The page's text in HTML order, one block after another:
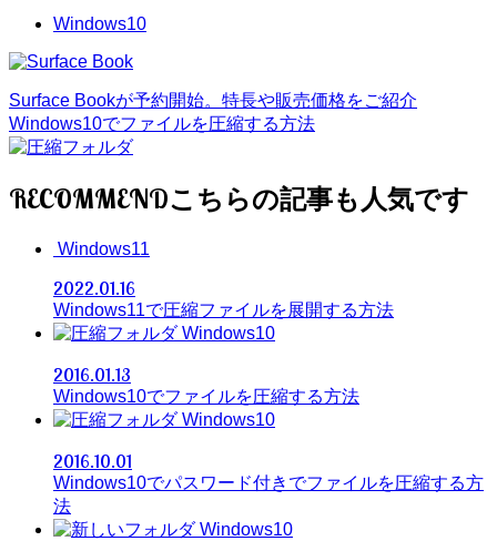
Windows10
Surface Bookが予約開始。特長や販売価格をご紹介
Windows10でファイルを圧縮する方法
RECOMMEND
Windows11
2022.01.16
Windows11で圧縮ファイルを展開する方法
Windows10
2016.01.13
Windows10でファイルを圧縮する方法
Windows10
2016.10.01
Windows10でパスワード付きでファイルを圧縮する方
法
Windows10